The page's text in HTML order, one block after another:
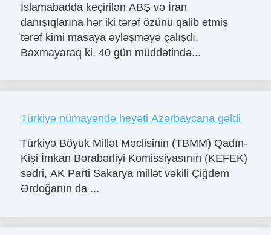
İslamabadda keçirilən ABŞ və İran
danışıqlarına hər iki tərəf özünü qalib etmiş
tərəf kimi masaya əyləşməyə çalışdı.
Baxmayaraq ki, 40 gün müddətində...
Türkiyə nümayəndə heyəti Azərbaycana gəldi
Türkiyə Böyük Millət Məclisinin (TBMM) Qadın-
Kişi İmkan Bərabərliyi Komissiyasının (KEFEK)
sədri, AK Parti Sakarya millət vəkili Çiğdem
Ərdoğanın da ...